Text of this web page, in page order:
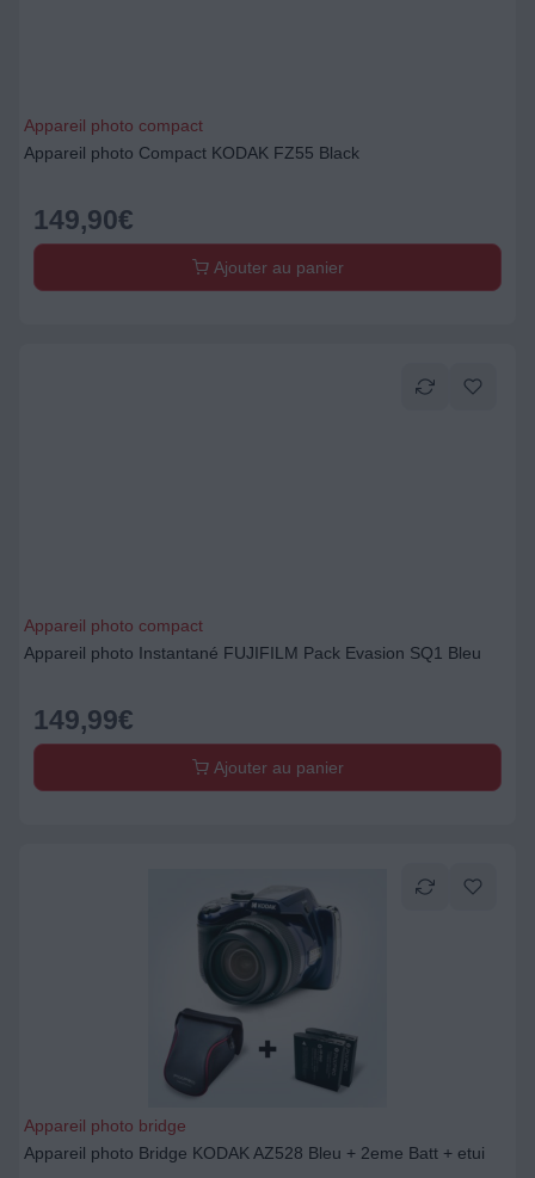
Appareil photo compact
Appareil photo Compact KODAK FZ55 Black
149,90€
Ajouter au panier
Appareil photo compact
Appareil photo Instantané FUJIFILM Pack Evasion SQ1 Bleu
149,99€
Ajouter au panier
Appareil photo bridge
Appareil photo Bridge KODAK AZ528 Bleu + 2eme Batt + etui